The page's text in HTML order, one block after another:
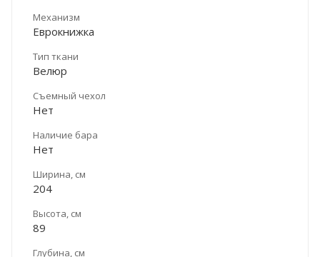
Механизм
Еврокнижка
Тип ткани
Велюр
Съемный чехол
Нет
Наличие бара
Нет
Ширина, см
204
Высота, см
89
Глубина, см